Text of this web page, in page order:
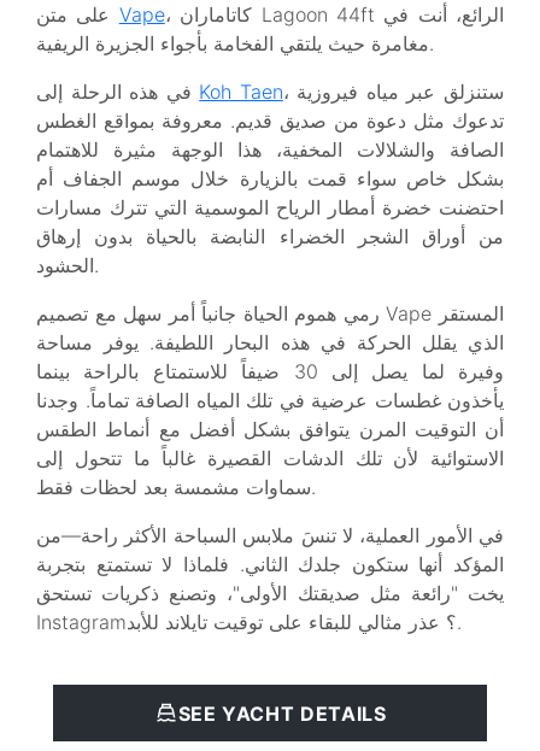
Vape، كاتاماران Lagoon 44ft الرائع، أنت في
مغامرة حيث يلتقي الفخامة بأجواء الجزيرة الريفية.
Koh Taen، ستنزلق عبر مياه فيروزية
تدعوك مثل دعوة من صديق قديم. معروفة بمواقع الغطس
الصافة والشلالات المخفية، هذا الوجهة مثيرة للاهتمام
بشكل خاص سواء قمت بالزيارة خلال موسم الجفاف أم
احتضنت خضرة أمطار الرياح الموسمية التي تترك مسارات
من أوراق الشجر الخضراء النابضة بالحياة بدون إرهاق
الحشود.
رمي هموم الحياة جانباً أمر سهل مع تصميم Vape المستقر
الذي يقلل الحركة في هذه البحار اللطيفة. يوفر مساحة
وفيرة لما يصل إلى 30 ضيفاً للاستمتاع بالراحة بينما
يأخذون غطسات عرضية في تلك المياه الصافة تماماً. وجدنا
أن التوقيت المرن يتوافق بشكل أفضل مع أنماط الطقس
الاستوائية لأن تلك الدشات القصيرة غالباً ما تتحول إلى
سماوات مشمسة بعد لحظات فقط.
في الأمور العملية، لا تنسَ ملابس السباحة الأكثر راحة—من
المؤكد أنها ستكون جلدك الثاني. فلماذا لا تستمتع بتجربة
يخت "رائعة مثل صديقتك الأولى"، وتصنع ذكريات تستحق
Instagram؟ عذر مثالي للبقاء على توقيت تايلاند للأبد.
SEE YACHT DETAILS